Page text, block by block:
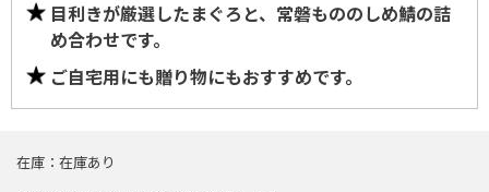
目利きが厳選したまぐろと、常磐もののしめ鯖の詰
め合わせです。
ご自宅用にも贈り物にもおすすめです。
在庫 在庫あり